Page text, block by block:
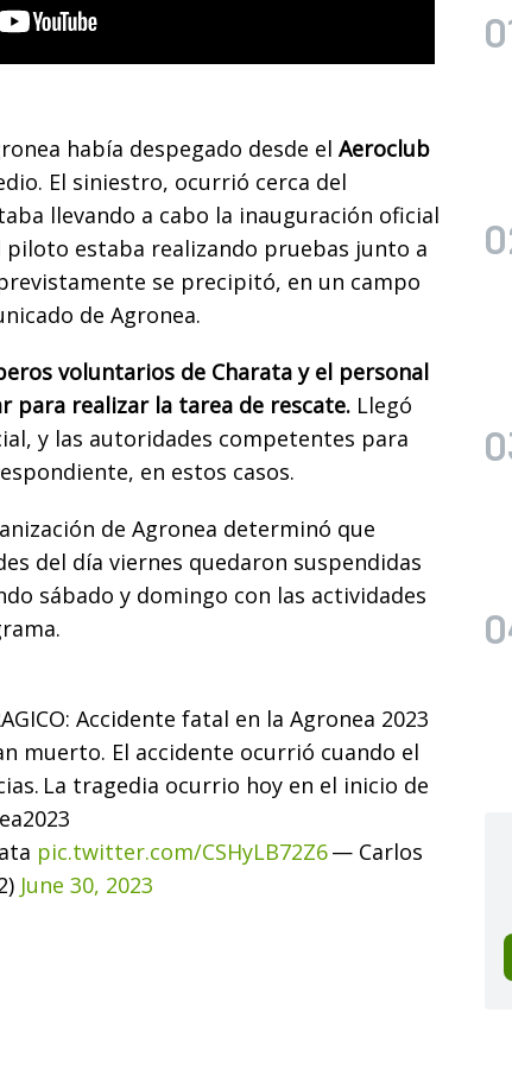
había despegado desde el Aeroclub
El siniestro, ocurrió cerca del
llevando a cabo la inauguración oficial
piloto estaba realizando pruebas junto a
se precipitó, en un campo
de Agronea.
voluntarios de Charata y el personal
para realizar la tarea de rescate. Llegó
y las autoridades competentes para
en estos casos.
de Agronea determinó que
del día viernes quedaron suspendidas
sábado y domingo con las actividades
Accidente fatal en la Agronea 2023
muerto. El accidente ocurrió cuando el
La tragedia ocurrio hoy en el inicio de
pic.twitter.com/CSHyLB72Z6— Carlos
June 30, 2023